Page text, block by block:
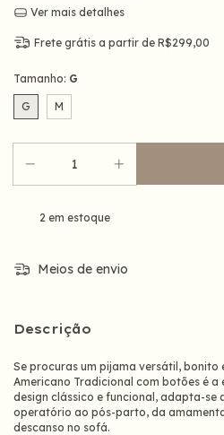
Ver mais detalhes
Frete grátis a partir de R$299,00
Tamanho: G
G M
2 em estoque
Meios de envio
Descrição
Se procuras um pijama versátil, bonito
Americano Tradicional com botões é a
design clássico e funcional, adapta-se
operatório ao pós-parto, da
descanso no sofá.